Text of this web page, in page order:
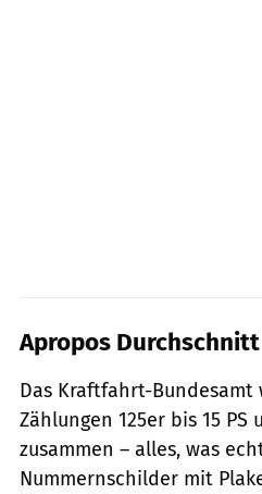
Apropos Durchschnitt
Das Kraftfahrt-
Zählungen 125er bis 15
zusammen – alles, was
Nummernschilder mit